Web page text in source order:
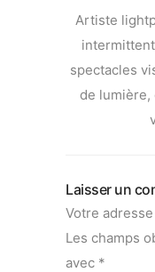
Artiste
spectacles
de lumière,
Laisser un
Votre
Les champs
avec *